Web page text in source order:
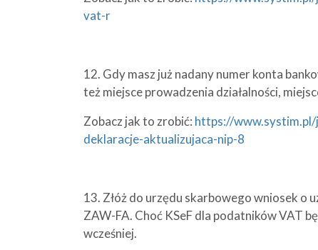
vat-r
12. Gdy masz już nadany numer konta
też miejsce prowadzenia działalności,
Zobacz jak to zrobić: https://
deklaracje-aktualizujaca-nip-8
13. Złóż do urzędu skarbowego wniosek o
ZAW-FA. Choć KSeF dla podatników VAT
wcześniej.